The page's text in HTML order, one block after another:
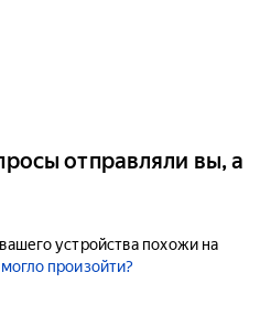
отправляли вы, а
устройства похожи на
произойти?